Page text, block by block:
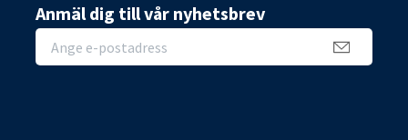
Anmäl dig till vår nyhetsbrev